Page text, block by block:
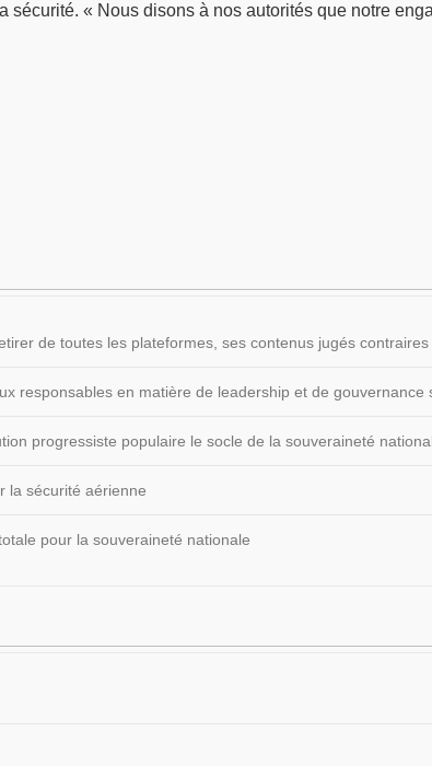
sécurité. « Nous disons à nos autorités que notre
de toutes les plateformes, ses contenus jugés
responsables en matière de leadership et de gouvernance
progressiste populaire le socle de la souveraineté
la sécurité aérienne
pour la souveraineté nationale